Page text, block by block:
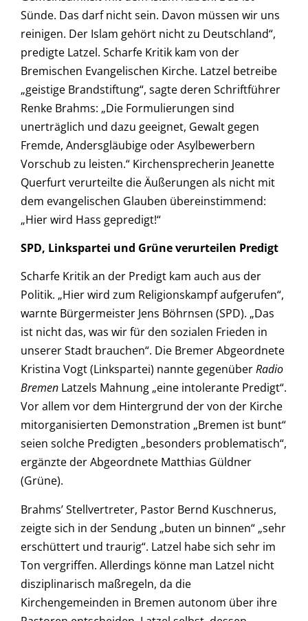
Sünde. Das darf nicht sein. Davon müssen wir uns
reinigen. Der Islam gehört nicht zu Deutschland“,
predigte Latzel. Scharfe Kritik kam von der
Bremischen Evangelischen Kirche. Latzel betreibe
„geistige Brandstiftung“, sagte deren Schriftführer
Renke Brahms: „Die Formulierungen sind
unerträglich und dazu geeignet, Gewalt gegen
Fremde, Andersgläubige oder Asylbewerbern
Vorschub zu leisten.“ Kirchensprecherin Jeanette
Querfurt verurteilte die Äußerungen als nicht mit
dem evangelischen Glauben übereinstimmend:
„Hier wird Hass gepredigt!“
SPD, Linkspartei und Grüne verurteilen Predigt
Scharfe Kritik an der Predigt kam auch aus der
Politik. „Hier wird zum Religionskampf aufgerufen“,
warnte Bürgermeister Jens Böhrnsen (SPD). „Das
ist nicht das, was wir für den sozialen Frieden in
unserer Stadt brauchen“. Die Bremer Abgeordnete
Kristina Vogt (Linkspartei) nannte gegenüberRadio
Bremen Latzels Mahnung „eine intolerante Predigt“.
Vor allem vor dem Hintergrund der von der Kirche
mitorganisierten Demonstration „Bremen ist bunt“
seien solche Predigten „besonders problematisch“,
ergänzte der Abgeordnete Matthias Güldner
(Grüne).
Brahms’ Stellvertreter, Pastor Bernd Kuschnerus,
zeigte sich in der Sendung „buten un binnen“ „sehr
erschüttert und traurig“. Latzel habe sich sehr im
Ton vergriffen. Allerdings könne man Latzel nicht
disziplinarisch maßregeln, da die
Kirchengemeinden in Bremen autonom über ihre